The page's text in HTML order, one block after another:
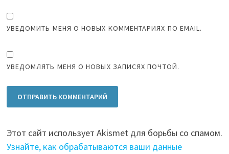
УВЕДОМИТЬ МЕНЯ О НОВЫХ КОММЕНТАРИЯХ ПО EMAIL.
УВЕДОМЛЯТЬ МЕНЯ О НОВЫХ ЗАПИСЯХ ПОЧТОЙ.
Этот сайт использует Akismet для борьбы со спамом.
Узнайте, как обрабатываются ваши данные